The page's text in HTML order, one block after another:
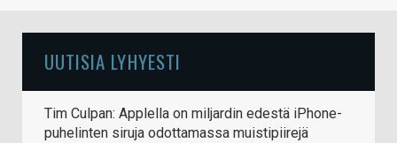
UUTISIA LYHYESTI
Tim Culpan: Applella on miljardin edestä iPhone-
puhelinten siruja odottamassa muistipiirejä